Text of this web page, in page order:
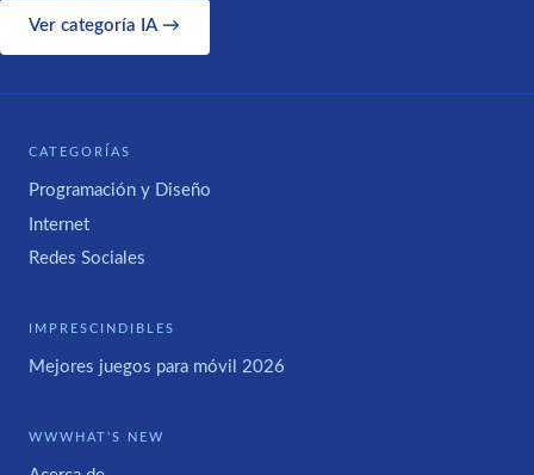
Ver categoría IA →
CATEGORÍAS
Programación y Diseño
Internet
Redes Sociales
IMPRESCINDIBLES
Mejores juegos para móvil 2026
WWWHAT'S NEW